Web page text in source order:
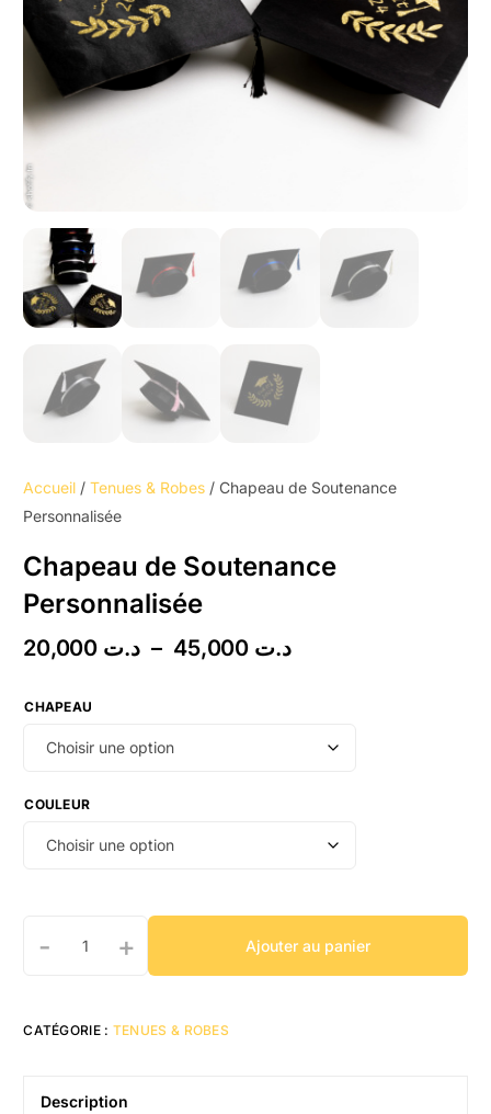
Accueil /Tenues & Robes / Chapeau de Soutenance
Personnalisée
Chapeau de Soutenance
Personnalisée
د.ت – د.ت
CHAPEAU
COULEUR
+
- Ajouter au panier
CATÉGORIE : TENUES & ROBES
Description